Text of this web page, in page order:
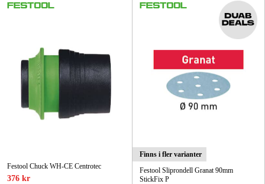
Festool Chuck WH-CE Centrotec
376 kr
Finns i fler varianter
Festool Sliprondell Granat 90mm
StickFix P